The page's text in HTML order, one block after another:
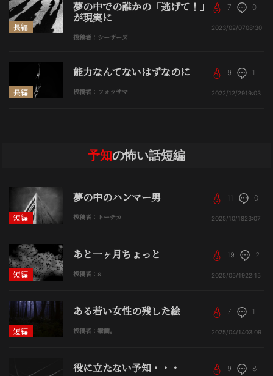
長編
夢の中での誰かの「逃げて！」
が現実に
投稿者：シーザーズ
7 0
2023/02/0708:30
長編
能力なんてないはずなのに
投稿者：フォッサマ
9 1
2022/12/2919:03
予知の怖い話短編
短編
夢の中のハンマー男
投稿者：トーチカ
11 0
2025/10/1823:07
短編
あと一ヶ月ちょっと
投稿者：s
19 2
2025/05/1922:15
短編
ある若い女性の残した絵
投稿者：霧蘭。
7 1
2025/04/1403:09
役に立たない予知・・・ 9 8